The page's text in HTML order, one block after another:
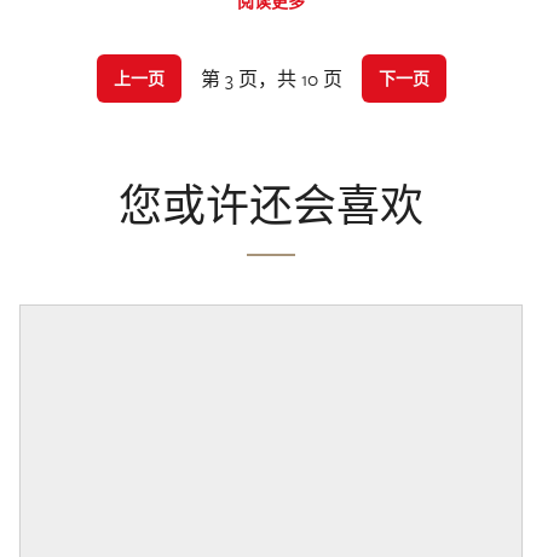
上一页 第 3 页，共 10 页 下一页
您或许还会喜欢